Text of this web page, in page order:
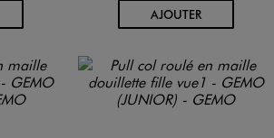
PANIER AJOUTERAU PANIER